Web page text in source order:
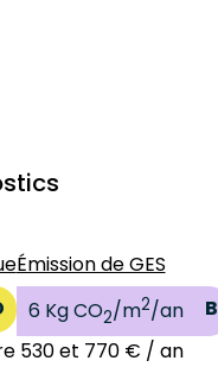
Émission de GES
6 Kg CO2/m2/an
B
530 et 770 € / an